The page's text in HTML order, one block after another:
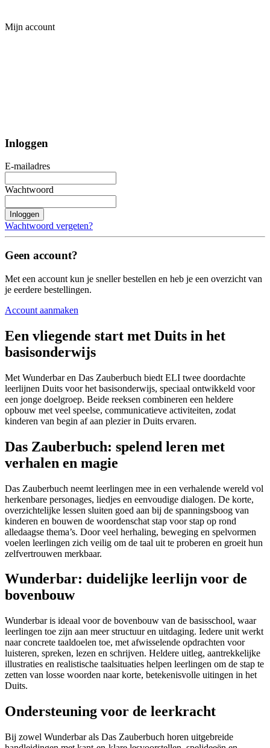
Mijn account
Inloggen
E-mailadres
Wachtwoord
Inloggen
Wachtwoord vergeten?
Geen account?
Met een account kun je sneller bestellen en heb je een overzicht van
je eerdere bestellingen.
Account aanmaken
Een vliegende start met Duits in het
basisonderwijs
Met Wunderbar en Das Zauberbuch biedt ELI twee doordachte
leerlijnen Duits voor het basisonderwijs, speciaal ontwikkeld voor
een jonge doelgroep. Beide reeksen combineren een heldere
opbouw met veel speelse, communicatieve activiteiten, zodat
kinderen van begin af aan plezier in Duits ervaren.
Das Zauberbuch: spelend leren met
verhalen en magie
Das Zauberbuch neemt leerlingen mee in een verhalende wereld vol
herkenbare personages, liedjes en eenvoudige dialogen. De korte,
overzichtelijke lessen sluiten goed aan bij de spanningsboog van
kinderen en bouwen de woordenschat stap voor stap op rond
alledaagse thema’s. Door veel herhaling, beweging en spelvormen
voelen leerlingen zich veilig om de taal uit te proberen en groeit hun
zelfvertrouwen merkbaar.
Wunderbar: duidelijke leerlijn voor de
bovenbouw
Wunderbar is ideaal voor de bovenbouw van de basisschool, waar
leerlingen toe zijn aan meer structuur en uitdaging. Iedere unit werkt
naar concrete taaldoelen toe, met afwisselende opdrachten voor
luisteren, spreken, lezen en schrijven. Heldere uitleg, aantrekkelijke
illustraties en realistische taalsituaties helpen leerlingen om de stap te
zetten van losse woorden naar korte, betekenisvolle uitingen in het
Duits.
Ondersteuning voor de leerkracht
Bij zowel Wunderbar als Das Zauberbuch horen uitgebreide